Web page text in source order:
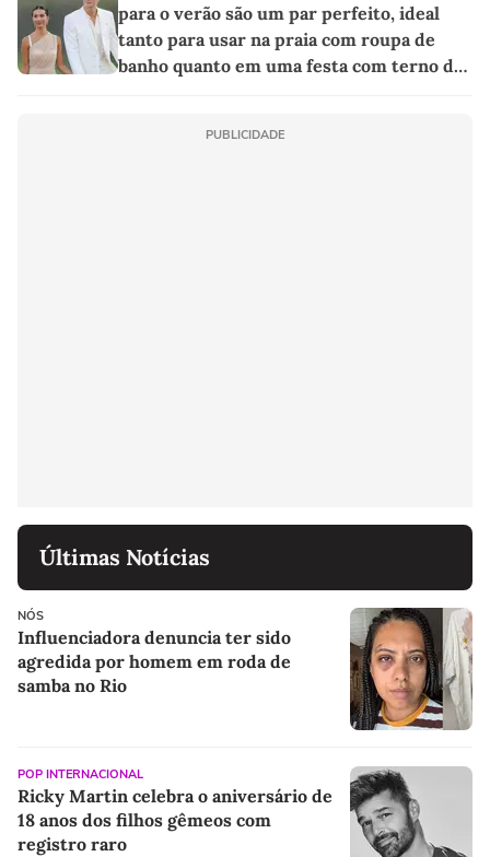
para o verão são um par perfeito, ideal
tanto para usar na praia com roupa de
banho quanto em uma festa com terno de
PUBLICIDADE
Últimas Notícias
NÓS
Influenciadora denuncia ter sido
agredida por homem em roda de
samba no Rio
POP INTERNACIONAL
Ricky Martin celebra o aniversário de
18 anos dos filhos gêmeos com
registro raro